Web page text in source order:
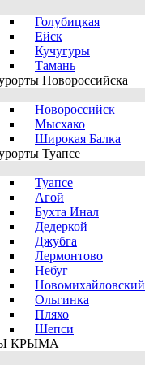
Голубицкая
Ейск
Кучугуры
Тамань
Новороссийска
Новороссийск
Мысхако
Широкая Балка
Туапсе
Туапсе
Агой
Бухта Инал
Дедеркой
Джубга
Лермонтово
Небуг
Новомихайловский
Ольгинка
Пляхо
Шепси
КРЫМА